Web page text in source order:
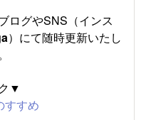
ログやSNS（インス
）にて随時更新いたし
▼
すすめ